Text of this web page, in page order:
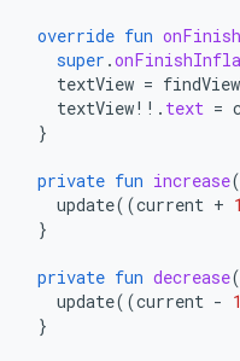
override fun
super .
textView =
textView!! . text =
}
private fun increase
update((current + 1
}
private fun decrease
update((current - 1
}